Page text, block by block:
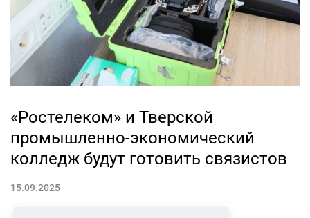
«Ростелеком» и Тверской
промышленно-экономический
колледж будут готовить связистов
15.09.2025